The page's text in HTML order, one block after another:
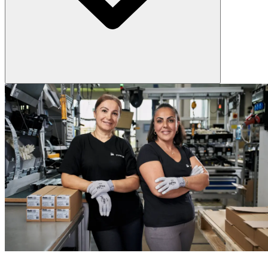
Im Rahmen unserer Inspektionsleistungen bieten wir präzise
Messungen der Lichtstärke vor Ort. Damit lassen sich nicht nur Soll-
Ist-Vergleiche durchführen, sondern auch der Einfluss von
Verschmutzung oder Alterung bewerten. Das Ergebnis: verlässliche
Daten als Entscheidungsgrundlage für Optimierungen, Wartung
oder einen Austausch.